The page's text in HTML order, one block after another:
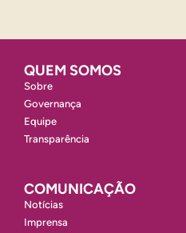
QUEM SOMOS
Sobre
Governança
Equipe
Transparência
COMUNICAÇÃO
Notícias
Imprensa